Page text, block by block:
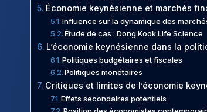
Économie keynésienne et marchés
Influence sur la dynamique des
Étude de cas : Dong Kook Life Science
L’économie keynésienne dans la
Politiques budgétaires et fiscales
Politiques monétaires
Critiques et limites de l’économie
Effets secondaires potentiels